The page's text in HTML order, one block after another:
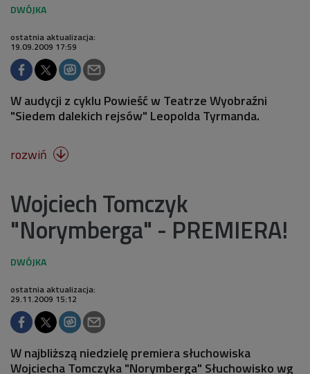
ostatnia aktualizacja:
19.09.2009 17:59
W audycji z cyklu Powieść w Teatrze Wyobraźni
"Siedem dalekich rejsów" Leopolda Tyrmanda.
rozwiń 
Wojciech Tomczyk
"Norymberga" - PREMIERA!
ostatnia aktualizacja:
29.11.2009 15:12
W najbliższą niedzielę premiera słuchowiska
Wojciecha Tomczyka "Norymberga" Słuchowisko wg